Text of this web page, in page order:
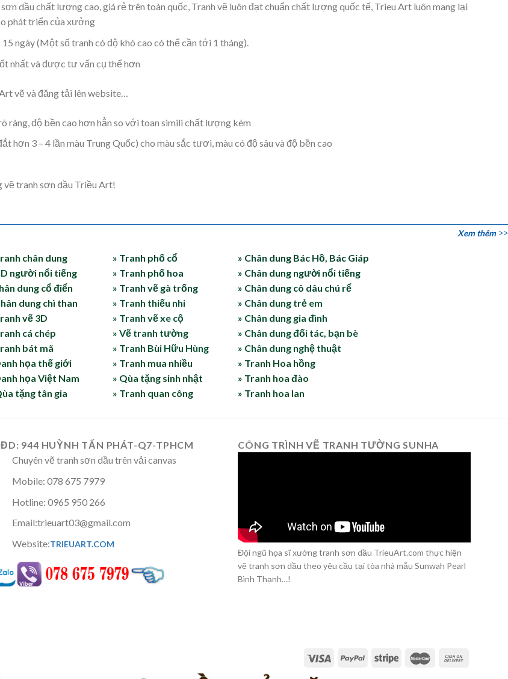
dầu chất lượng cao, giá rẻ trên toàn quốc, Tranh vẽ luôn đạt chuẩn chất lượng quốc tế, Trieu Art luôn mang lại
phát triển của xưởng
ngày (Một số tranh có độ khó cao có thể cần tới 1 tháng).
nhất và được tư vấn cụ thể hơn
vẽ và đăng tải lên website…
ràng, độ bền cao hơn hẳn so với toan simili chất lượng kém
hơn 3 – 4 lần màu Trung Quốc) cho màu sắc tươi, màu có độ sâu và độ bền cao
tranh sơn dầu Triều Art!
Xem thêm
chân dung
người nổi tiếng
dung cổ điển
dung chì than
vẽ 3D
cá chép
bát mã
họa thế giới
họa Việt Nam
tặng tân gia
» Tranh phố cổ
» Tranh phố hoa
» Tranh vẽ gà trống
» Tranh thiếu nhi
» Tranh vẽ xe cộ
» Vẽ tranh tường
» Tranh Bùi Hữu Hùng
» Tranh mua nhiều
» Qùa tặng sinh nhật
» Tranh quan công
» Chân dung Bác Hồ, Bác Giáp
» Chân dung người nổi tiếng
» Chân dung cô dâu chú rể
» Chân dung trẻ em
» Chân dung gia đình
» Chân dung đối tác, bạn bè
» Chân dung nghệ thuật
» Tranh Hoa hồng
» Tranh hoa đào
» Tranh hoa lan
944 HUỲNH TẤN PHÁT-Q7-TPHCM
Chuyên vẽ tranh sơn dầu trên vải canvas
Mobile: 078 675 7979
Hotline: 0965 950 266
Email:trieuart03@gmail.com
Website:TRIEUART.COM
CÔNG TRÌNH VẼ TRANH TƯỜNG SUNHA
Đội ngũ họa sĩ xưởng tranh sơn dầu TrieuArt.com thực hiện
vẽ tranh sơn dầu theo yêu cầu tại tòa nhà mẫu Sunwah Pearl
Bình Thạnh…!